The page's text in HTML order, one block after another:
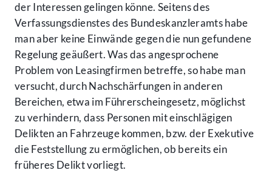
der Interessen gelingen könne. Seitens des
Verfassungsdienstes des Bundeskanzleramts habe
man aber keine Einwände gegen die nun gefundene
Regelung geäußert. Was das angesprochene
Problem von Leasingfirmen betreffe, so habe man
versucht, durch Nachschärfungen in anderen
Bereichen, etwa im Führerscheingesetz, möglichst
zu verhindern, dass Personen mit einschlägigen
Delikten an Fahrzeuge kommen, bzw. der Exekutive
die Feststellung zu ermöglichen, ob bereits ein
früheres Delikt vorliegt.